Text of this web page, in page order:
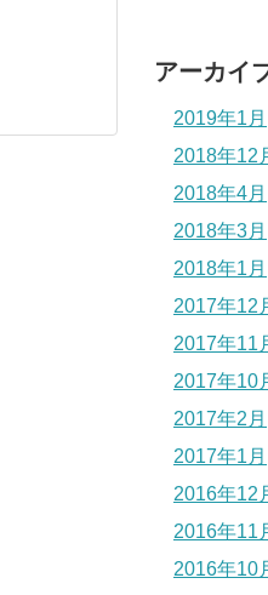
アーカイ
2019年1月
2018年12
2018年4月
2018年3月
2018年1月
2017年12
2017年11
2017年10
2017年2月
2017年1月
2016年12
2016年11
2016年10